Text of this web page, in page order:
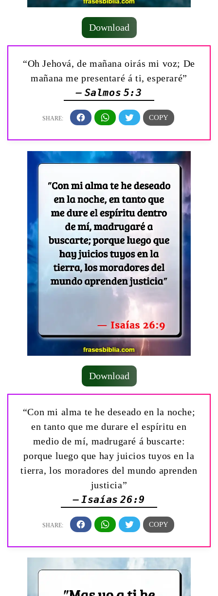
Download
“Oh Jehová, de mañana oirás mi voz; De
mañana me presentaré á ti, esperaré”
— Salmos 5:3
Download
“Con mi alma te he deseado en la noche;
en tanto que me durare el espíritu en
medio de mí, madrugaré á buscarte:
porque luego que hay juicios tuyos en la
tierra, los moradores del mundo aprenden
justicia”
— Isaías 26:9